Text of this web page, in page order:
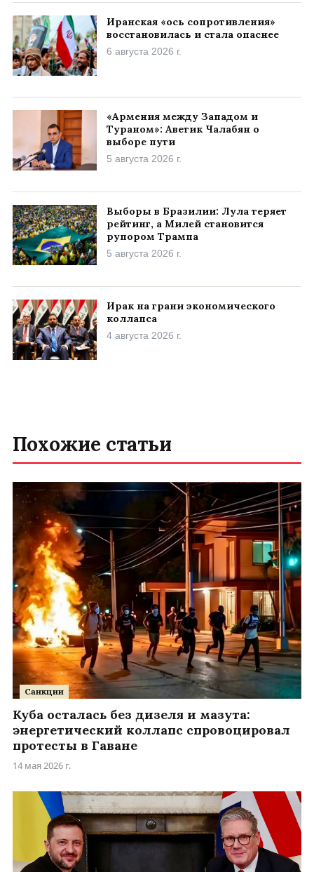
Иранская «ось сопротивления»
восстановилась и стала опаснее
6 августа 2026 г.
«Армения между Западом и
Тураном»: Аветик Чалабян о
выборе пути
5 августа 2026 г.
Выборы в Бразилии: Лула теряет
рейтинг, а Милей становится
рупором Трампа
5 августа 2026 г.
Ирак на грани экономического
коллапса
4 августа 2026 г.
Похожие статьи
Санкции
Куба осталась без дизеля и мазута:
энергетический коллапс спровоцировал
протесты в Гаване
14 мая 2026 г.